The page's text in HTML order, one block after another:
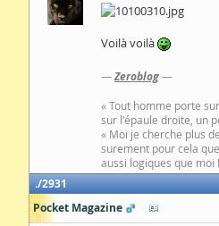
Voilà voilà
—Zeroblog—
« Tout homme porte
sur l'épaule droite, un
« Moi je cherche plus
surement pour cela
aussi logiques que moi
2931
Pocket Magazine